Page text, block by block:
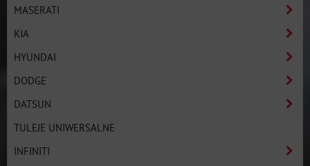
MASERATI
KIA
HYUNDAI
DODGE
DATSUN
TULEJE UNIWERSALNE
INFINITI